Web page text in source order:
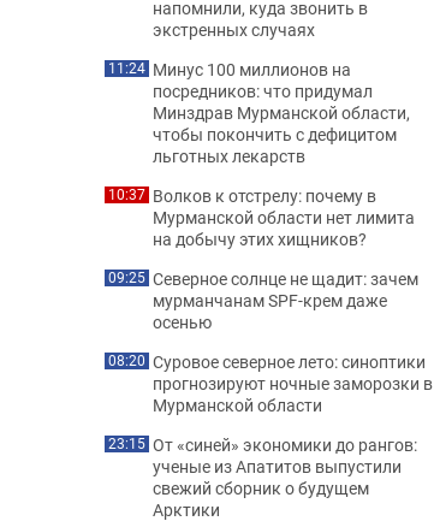
напомнили, куда звонить в
экстренных случаях
11:24 Минус 100 миллионов на
посредников: что придумал
Минздрав Мурманской области,
чтобы покончить с дефицитом
льготных лекарств
10:37 Волков к отстрелу: почему в
Мурманской области нет лимита
на добычу этих хищников?
09:25 Северное солнце не щадит: зачем
мурманчанам SPF-крем даже
осенью
08:20 Суровое северное лето: синоптики
прогнозируют ночные заморозки в
Мурманской области
23:15 От «синей» экономики до рангов:
ученые из Апатитов выпустили
свежий сборник о будущем
Арктики